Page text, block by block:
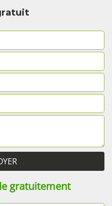
gratuitement